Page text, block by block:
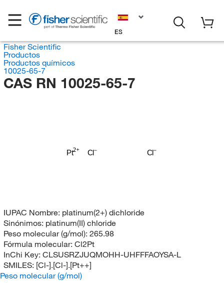
ES
Fisher Scientific
Productos
Productos químicos
10025-65-7
CAS RN 10025-65-7
Cl Cl
Pt
IUPAC Nombre: platinum(2+) dichloride
Sinónimos: platinum(II) chloride
Peso molecular (g/mol): 265.98
Fórmula molecular: Cl2Pt
InChi Key: CLSUSRZJUQMOHH-UHFFFAOYSA-L
SMILES: [Cl-].[Cl-].[Pt++]
Peso molecular (g/mol)